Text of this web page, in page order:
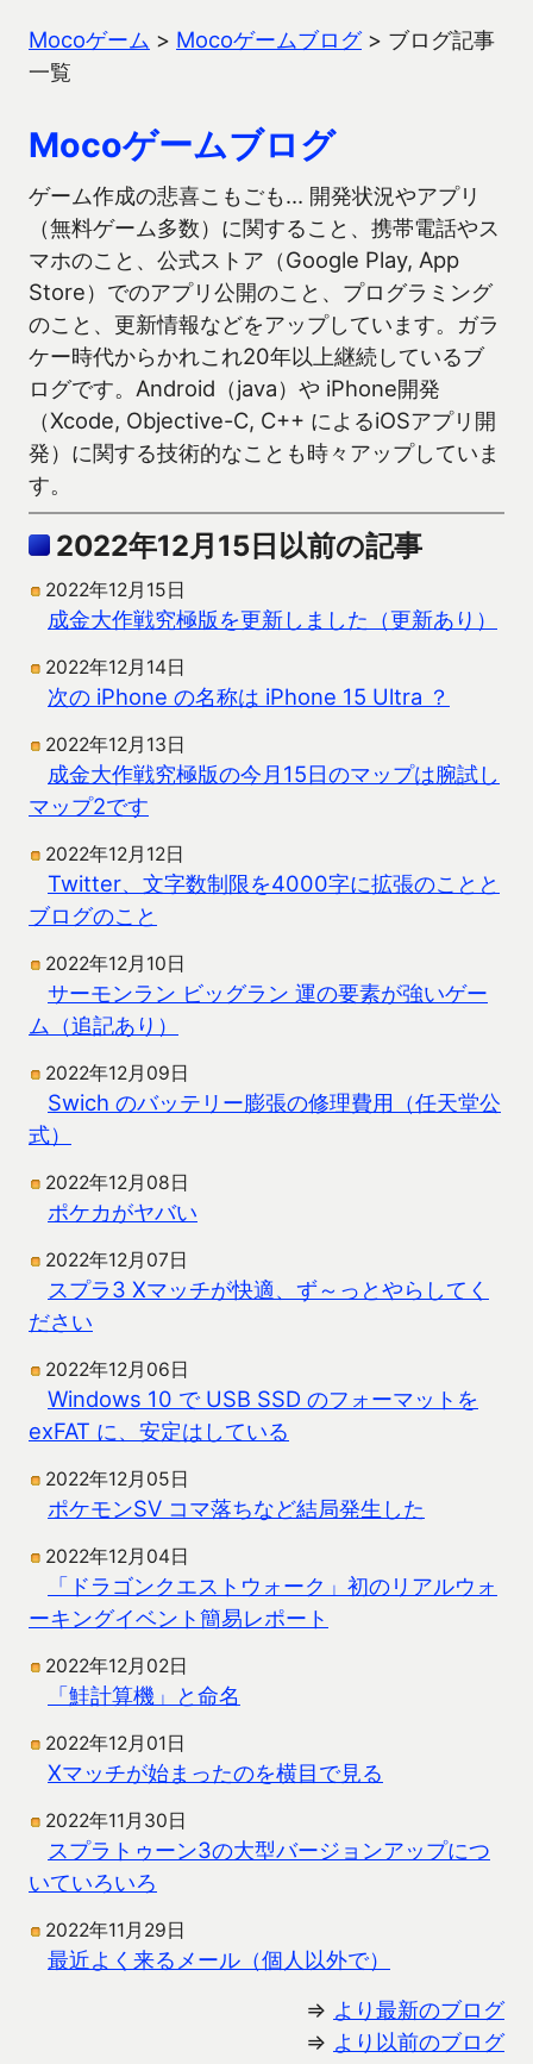
Mocoゲーム > Mocoゲームブログ> ブログ記事
一覧
Mocoゲームブログ
ゲーム作成の悲喜こもごも… 開発状況やアプリ
（無料ゲーム多数）に関すること、携帯電話やス
マホのこと、公式ストア（Google Play, App
Store）でのアプリ公開のこと、プログラミング
のこと、更新情報などをアップしています。ガラ
ケー時代からかれこれ20年以上継続しているブ
ログです。Android（java）や iPhone開発
（Xcode, Objective-C, C++ によるiOSアプリ開
発）に関する技術的なことも時々アップしていま
す。
2022年12月15日以前の記事
2022年12月15日
成金大作戦究極版を更新しました（更新あり）
2022年12月14日
次の iPhone の名称は iPhone 15 Ultra ？
2022年12月13日
成金大作戦究極版の今月15日のマップは腕試し
マップ2です
2022年12月12日
Twitter、文字数制限を4000字に拡張のことと
ブログのこと
2022年12月10日
サーモンラン ビッグラン 運の要素が強いゲー
ム（追記あり）
2022年12月09日
Swich のバッテリー膨張の修理費用（任天堂公
式）
2022年12月08日
ポケカがヤバい
2022年12月07日
スプラ3 Xマッチが快適、ず～っとやらしてく
ださい
2022年12月06日
Windows 10 で USB SSD のフォーマットを
exFAT に、安定はしている
2022年12月05日
ポケモンSV コマ落ちなど結局発生した
2022年12月04日
「ドラゴンクエストウォーク」初のリアルウォ
ーキングイベント簡易レポート
2022年12月02日
「鮭計算機」と命名
2022年12月01日
Xマッチが始まったのを横目で見る
2022年11月30日
スプラトゥーン3の大型バージョンアップにつ
いていろいろ
2022年11月29日
最近よく来るメール（個人以外で）
⇒ より最新のブログ
⇒ より以前のブログ